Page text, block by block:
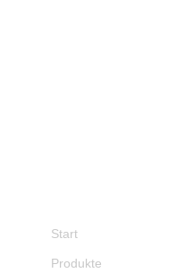
Start
Produkte